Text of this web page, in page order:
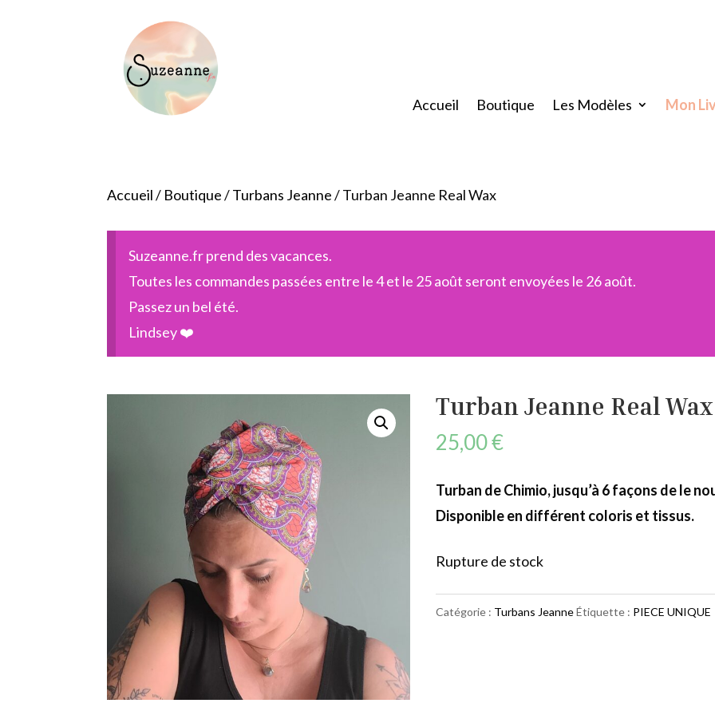
Accueil Boutique Les Modèles Mon
Accueil/ Boutique/Turbans Jeanne/ Turban Jeanne Real Wax
Suzeanne.fr prend des vacances.
Toutes les commandes passées entre le 4 et le 25 août seront envoyées le 26 août.
Passez un bel été.
Lindsey ❤️
Turban Jeanne Real Wax
25,00€
Turban de Chimio, jusqu’à 6 façons de le
Disponible en différent coloris et tissus.
Rupture de stock
Catégorie : Turbans JeanneÉtiquette : PIECE UNIQUE